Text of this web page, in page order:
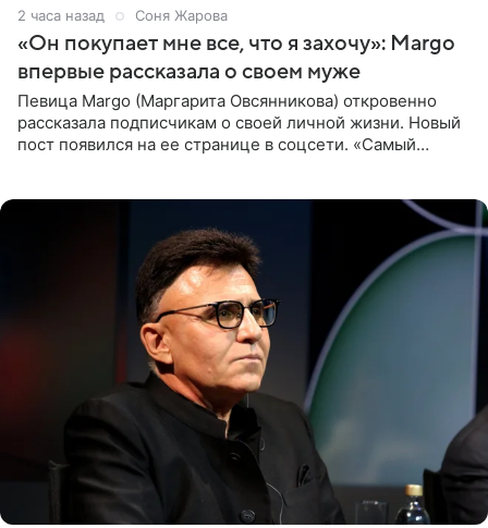
2 часа назад Соня Жарова
«Он покупает мне все, что я захочу»: Margo
впервые рассказала о своем муже
Певица Margo (Маргарита Овсянникова) откровенно
рассказала подписчикам о своей личной жизни. Новый
пост появился на ее странице в соцсети. «Самый